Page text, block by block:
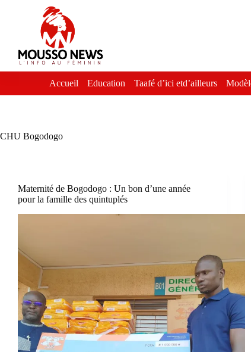
Accueil Education Taafé d’ici etd’ailleurs
CHU Bogodogo
Maternité de Bogodogo : Un bon d’une année
pour la famille des quintuplés